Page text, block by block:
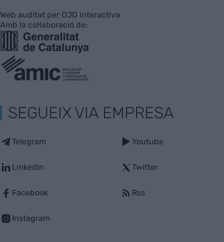
Web auditat per OJD interactiva
Amb la col·laboració de:
SEGUEIX VIA EMPRESA
Telegram
Linkedin
Facebook
Instagram
Youtube
Twitter
Rss